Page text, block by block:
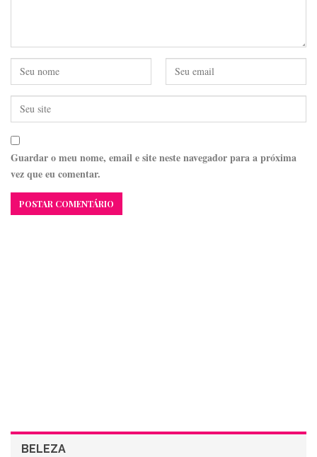
Guardar o meu nome, email e site neste navegador para a próxima
vez que eu comentar.
BELEZA